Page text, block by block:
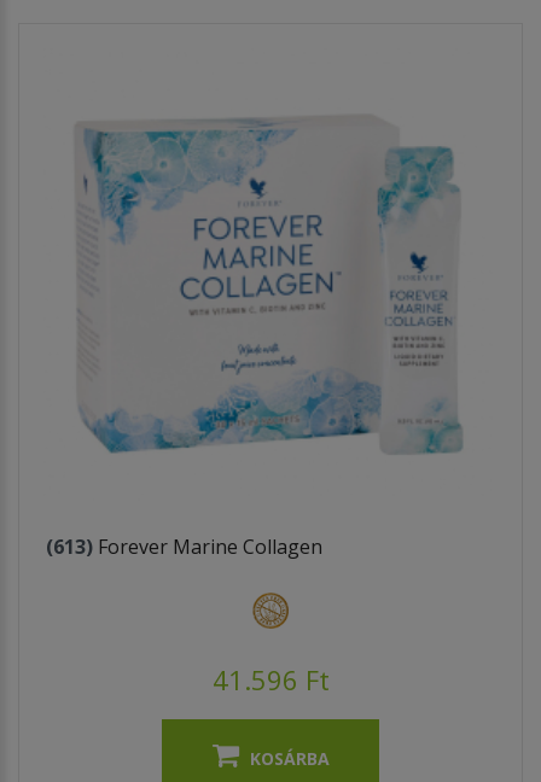
(613) Forever Marine Collagen
41.596 Ft
KOSÁRBA